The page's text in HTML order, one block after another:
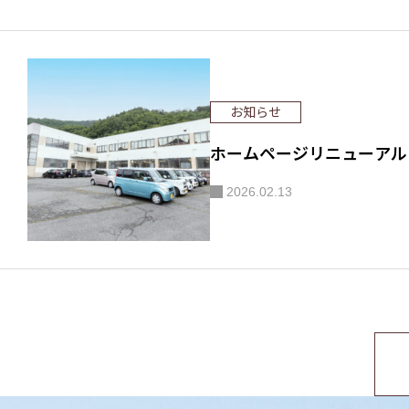
お知らせ
ホームページリニューア
2026.02.13